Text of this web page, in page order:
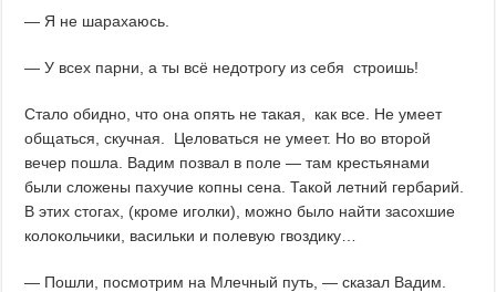
— Я не шарахаюсь.
— У всех парни, а ты всё недотрогу из себя строишь!
Стало обидно, что она опять не такая, как все. Не умеет
общаться, скучная. Целоваться не умеет. Но во второй
вечер пошла. Вадим позвал в поле — там крестьянами
были сложены пахучие копны сена. Такой летний гербарий.
В этих стогах, (кроме иголки), можно было найти засохшие
колокольчики, васильки и полевую гвоздику…
— Пошли, посмотрим на Млечный путь, — сказал Вадим.